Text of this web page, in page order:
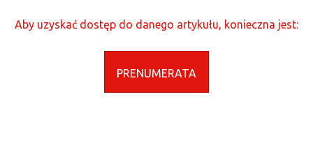
Aby uzyskać dostęp do danego artykułu, konieczna jest:
PRENUMERATA